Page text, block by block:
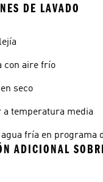
DE LAVADO
con aire frío
seco
a temperatura media
agua fría en programa
ADICIONAL